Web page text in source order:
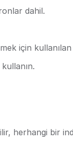
dahil.
için
herhangi bir